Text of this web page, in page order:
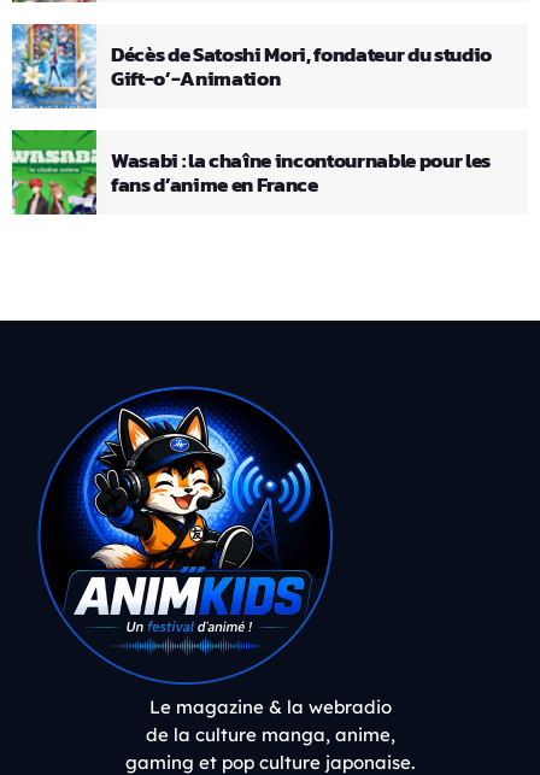
Décès de Satoshi Mori, fondateur du studio
Gift-o’-Animation
Wasabi : la chaîne incontournable pour les
fans d’anime en France
Le magazine & la webradio
de la culture manga, anime,
gaming et pop culture japonaise.